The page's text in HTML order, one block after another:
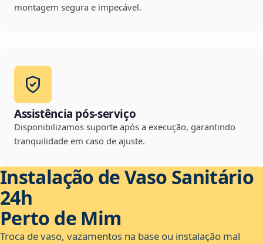
montagem segura e impecável.
Assistência pós-serviço
Disponibilizamos suporte após a execução, garantindo
tranquilidade em caso de ajuste.
Instalação de Vaso Sanitário
24h
Perto de Mim
Troca de vaso, vazamentos na base ou instalação mal